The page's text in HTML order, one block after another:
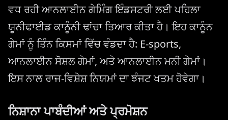
ਵਧ ਰਹੀ ਆਨਲਾਈਨ ਗੇਮਿੰਗ ਇੰਡਸਟਰੀ ਲਈ ਪਹਿਲਾ
ਯੂਨੀਫਾਈਡ ਕਾਨੂੰਨੀ ਢਾਂਚਾ ਤਿਆਰ ਕੀਤਾ ਹੈ। ਇਹ ਕਾਨੂੰਨ
ਗੇਮਾਂ ਨੂੰ ਤਿੰਨ ਕਿਸਮਾਂ ਵਿੱਚ ਵੰਡਦਾ ਹੈ: E-sports,
ਆਨਲਾਈਨ ਸੋਸ਼ਲ ਗੇਮਾਂ, ਅਤੇ ਆਨਲਾਈਨ ਮਨੀ ਗੇਮਾਂ।
ਇਸ ਨਾਲ ਰਾਜ-ਵਿਸ਼ੇਸ਼ ਨਿਯਮਾਂ ਦਾ ਝੰਜਟ ਖਤਮ ਹੋਵੇਗਾ।
ਨਿਸ਼ਾਨਾ ਪਾਬੰਦੀਆਂ ਅਤੇ ਪ੍ਰਮੋਸ਼ਨ